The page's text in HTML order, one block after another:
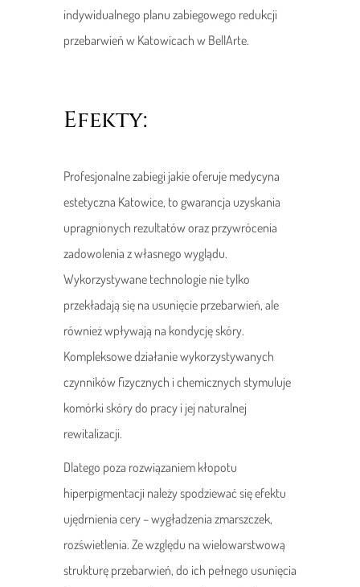
indywidualnego planu zabiegowego redukcji
przebarwień w Katowicach w BellArte.
Efekty:
Profesjonalne zabiegi jakie oferuje medycyna
estetyczna Katowice, to gwarancja uzyskania
upragnionych rezultatów oraz przywrócenia
zadowolenia z własnego wyglądu.
Wykorzystywane technologie nie tylko
przekładają się na usunięcie przebarwień, ale
również wpływają na kondycję skóry.
Kompleksowe działanie wykorzystywanych
czynników fizycznych i chemicznych stymuluje
komórki skóry do pracy i jej naturalnej
rewitalizacji.
Dlatego poza rozwiązaniem kłopotu
hiperpigmentacji należy spodziewać się efektu
ujędrnienia cery – wygładzenia zmarszczek,
rozświetlenia. Ze względu na wielowarstwową
strukturę przebarwień, do ich pełnego usunięcia